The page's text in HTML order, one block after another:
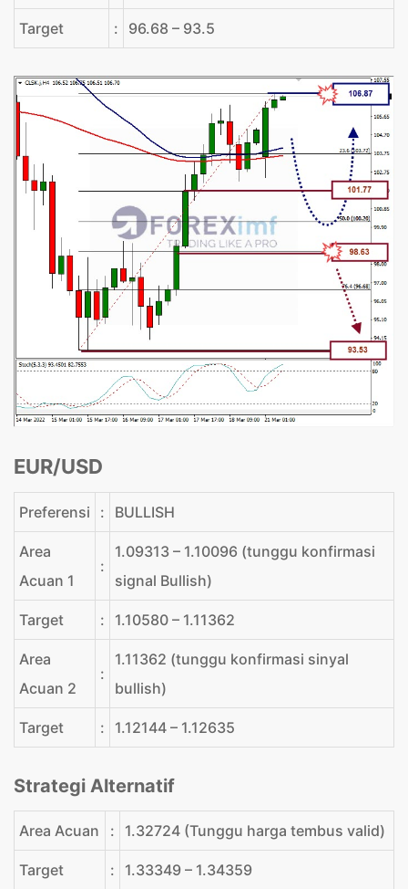
Target : 96.68 – 93.5
EUR/USD
Preferensi : BULLISH
Area
Acuan 1
:
1.09313 – 1.10096 (tunggu konfirmasi
signal Bullish)
Target : 1.10580 – 1.11362
Area
Acuan 2
:
1.11362 (tunggu konfirmasi sinyal
bullish)
Target : 1.12144 – 1.12635
Strategi Alternatif
Area Acuan : 1.32724 (Tunggu harga tembus valid)
Target : 1.33349 – 1.34359